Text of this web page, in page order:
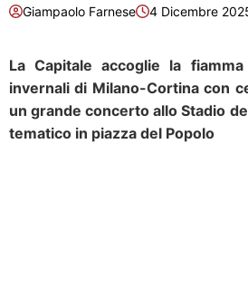
Giampaolo Farnese 4 Dicembre
La Capitale accoglie la
invernali di Milano-Cortina con
un grande concerto allo Stadio
tematico in piazza del Popolo